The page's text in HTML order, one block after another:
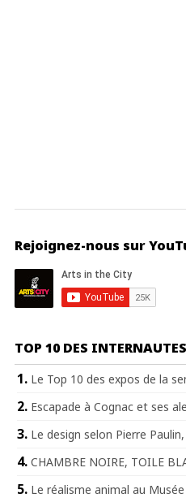
Rejoignez-nous sur
TOP 10 DES INTERNAUTES
Le Top 10 des expos de la
Escapade à Cognac et ses
Le design selon Pierre
CHAMBRE NOIRE, TOILE
Le réalisme animal au